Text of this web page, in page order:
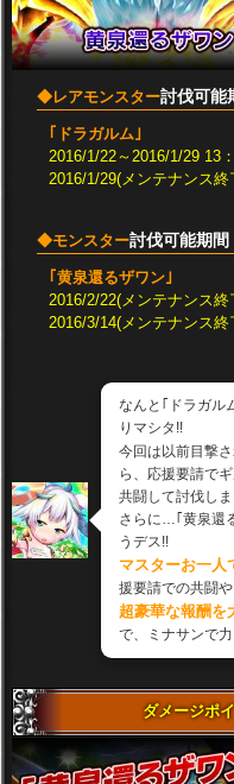
◆レアモンスター討伐可能
｢ドラガルム｣
2016/1/22～2016/1/29 13
2016/1/29(メンテナンス
◆モンスター討伐可能期間
｢黄泉還るザワン｣
2016/2/22(メンテナンス
2016/3/14(メンテナンス
なんと｢ドラガル
りマシタ!!
今回は以前目撃
ら、応援要請で
共闘して討伐しま
さらに…｢黄泉還
うデス!!
マスターお一人
援要請での共闘
超豪華な報酬を
で、ミナサンで
ダメージポ